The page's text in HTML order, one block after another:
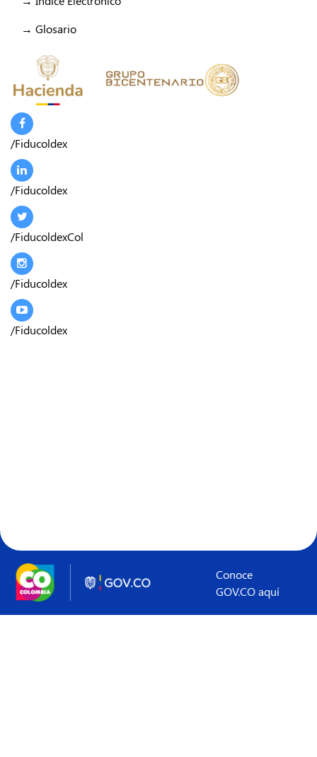
→ Glosario
/Fiducoldex
/Fiducoldex
/FiducoldexCol
/Fiducoldex
/Fiducoldex
Conoce
GOV.CO aquí